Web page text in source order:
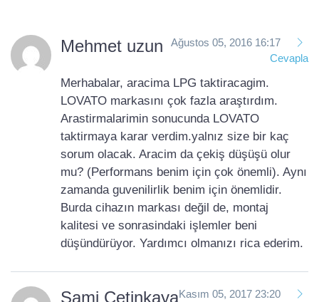
Mehmet uzun
Ağustos 05, 2016 16:17
Cevapla
Merhabalar, aracima LPG taktiracagim.
LOVATO markasını çok fazla araştırdım.
Arastirmalarimin sonucunda LOVATO
taktirmaya karar verdim.yalnız size bir kaç
sorum olacak. Aracim da çekiş düşüşü olur
mu? (Performans benim için çok önemli). Aynı
zamanda guvenilirlik benim için önemlidir.
Burda cihazın markası değil de, montaj
kalitesi ve sonrasindaki işlemler beni
düşündürüyor. Yardımcı olmanızı rica ederim.
Sami ÇetinkayaKasım 05, 2017 23:20